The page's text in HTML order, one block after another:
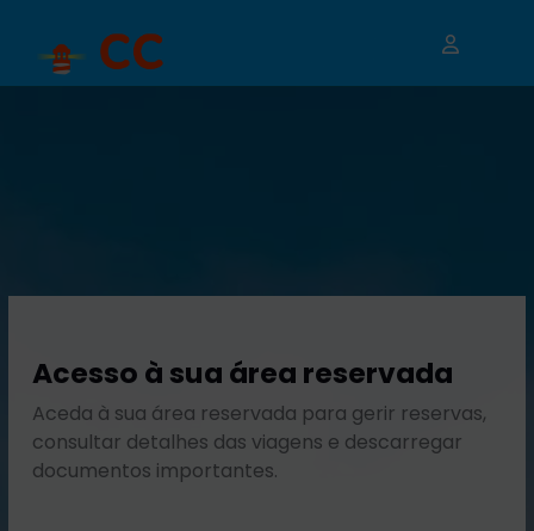
Acesso à sua área reservada
Aceda à sua área reservada para gerir reservas,
consultar detalhes das viagens e descarregar
documentos importantes.